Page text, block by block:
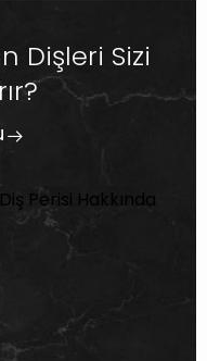
Dişleri Sizi